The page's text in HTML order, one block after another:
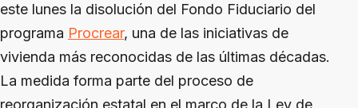
este lunes la disolución del Fondo Fiduciario del
programa Procrear, una de las iniciativas de
vivienda más reconocidas de las últimas décadas.
La medida forma parte del proceso de
reorganización estatal en el marco de la Ley de